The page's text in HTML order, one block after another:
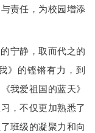
责任，为校园增添
宁静，取而代之的
》的铿锵有力，到
我爱祖国的蓝天》
，不仅更加熟悉了
班级的凝聚力和向